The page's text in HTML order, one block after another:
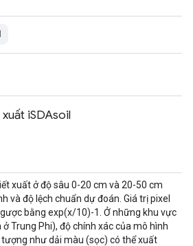
iSDAsoil
xuất ở độ sâu 0-20 cm và 20-50 cm
và độ lệch chuẩn dự đoán. Giá trị pixel
bằng exp(x/10)-1. Ở những khu vực
Trung Phi), độ chính xác của mô hình
như dải màu (sọc) có thể xuất